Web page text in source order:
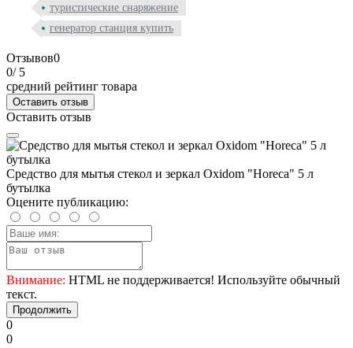
туристические снаряжение
генератор станция купить
Отзывов0
0/ 5
средний рейтинг товара
Оставить отзыв
Оставить отзыв
Средство для мытья стекол и зеркал Oxidom "Horeca" 5 л
бутылка
Оцените публикацию:
Внимание: HTML не поддерживается! Используйте обычный
текст.
Продолжить
0
0